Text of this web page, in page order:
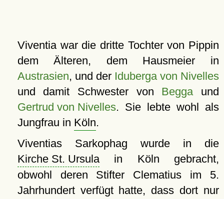
Viventia war die dritte Tochter von Pippin
dem Älteren, dem Hausmeier in
Austrasien, und der Iduberga von Nivelles
und damit Schwester von Beggaund
Gertrud von Nivelles. Sie lebte wohl als
Jungfrau in Köln.
Viventias Sarkophag wurde in die
Kirche St. Ursulain Köln gebracht,
obwohl deren Stifter Clematius im 5.
Jahrhundert verfügt hatte, dass dort nur